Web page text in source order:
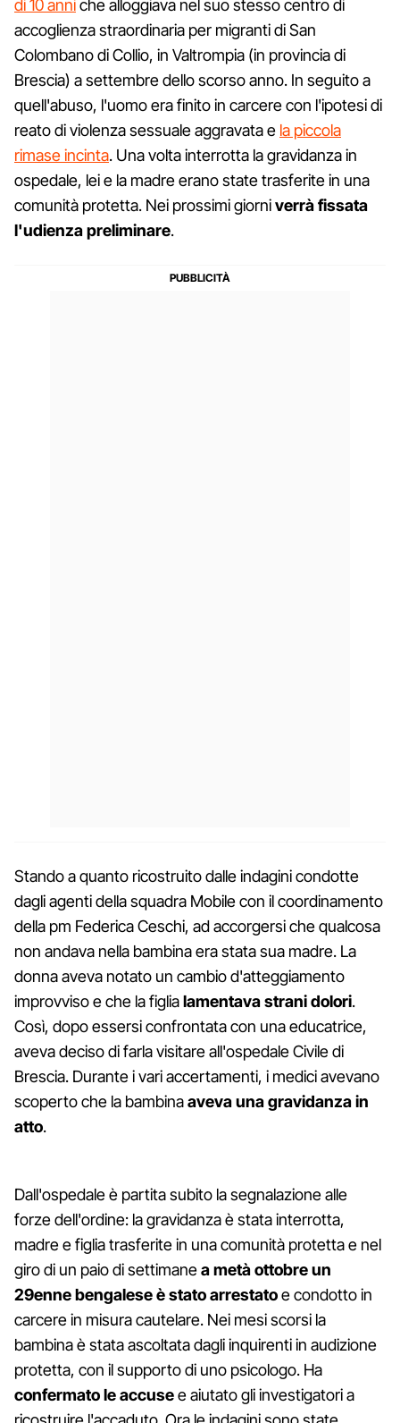
di 10 anniche alloggiava nel suo stesso centro di
accoglienza straordinaria per migranti di San
Colombano di Collio, in Valtrompia (in provincia di
Brescia) a settembre dello scorso anno. In seguito a
quell'abuso, l'uomo era finito in carcere con l'ipotesi di
reato di violenza sessuale aggravata e la piccola
rimase incinta. Una volta interrotta la gravidanza in
ospedale, lei e la madre erano state trasferite in una
comunità protetta. Nei prossimi giorniverrà fissata
l'udienza preliminare.
Stando a quanto ricostruito dalle indagini condotte
dagli agenti della squadra Mobile con il coordinamento
della pm Federica Ceschi, ad accorgersi che qualcosa
non andava nella bambina era stata sua madre. La
donna aveva notato un cambio d'atteggiamento
improvviso e che la figlialamentava strani dolori.
Così, dopo essersi confrontata con una educatrice,
aveva deciso di farla visitare all'ospedale Civile di
Brescia. Durante i vari accertamenti, i medici avevano
scoperto che la bambinaaveva una gravidanza in
atto.
Dall'ospedale è partita subito la segnalazione alle
forze dell'ordine: la gravidanza è stata interrotta,
madre e figlia trasferite in una comunità protetta e nel
giro di un paio di settimanea metà ottobre un
29enne bengalese è stato arrestatoe condotto in
carcere in misura cautelare. Nei mesi scorsi la
bambina è stata ascoltata dagli inquirenti in audizione
protetta, con il supporto di uno psicologo. Ha
confermato le accusee aiutato gli investigatori a